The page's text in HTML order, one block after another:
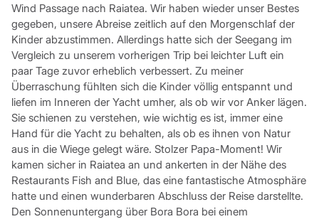
Wind Passage nach Raiatea. Wir haben wieder unser Bestes
gegeben, unsere Abreise zeitlich auf den Morgenschlaf der
Kinder abzustimmen. Allerdings hatte sich der Seegang im
Vergleich zu unserem vorherigen Trip bei leichter Luft ein
paar Tage zuvor erheblich verbessert. Zu meiner
Überraschung fühlten sich die Kinder völlig entspannt und
liefen im Inneren der Yacht umher, als ob wir vor Anker lägen.
Sie schienen zu verstehen, wie wichtig es ist, immer eine
Hand für die Yacht zu behalten, als ob es ihnen von Natur
aus in die Wiege gelegt wäre. Stolzer Papa-Moment! Wir
kamen sicher in Raiatea an und ankerten in der Nähe des
Restaurants Fish and Blue, das eine fantastische Atmosphäre
hatte und einen wunderbaren Abschluss der Reise darstellte.
Den Sonnenuntergang über Bora Bora bei einem